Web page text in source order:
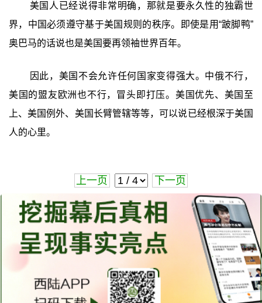
美国人已经说得非常明确，那就是要永久性的独霸世
界，中国必须遵守基于美国规则的秩序。即使是用“跛脚鸭”
奥巴马的话说也是美国要再领袖世界百年。
因此，美国不会允许任何国家变得强大。中俄不行，
美国的盟友欧洲也不行，冒头即打压。美国优先、美国至
上、美国例外、美国长臂管辖等等，可以说已经根深于美国
人的心里。
上一页 下一页